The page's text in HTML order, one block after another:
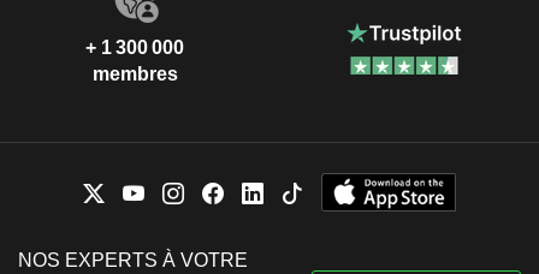
+ 1 300 000
membres
NOS EXPERTS À VOTRE